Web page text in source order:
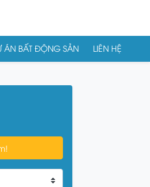
ÁN BẤT ĐỘNG SẢN LIÊN HỆ